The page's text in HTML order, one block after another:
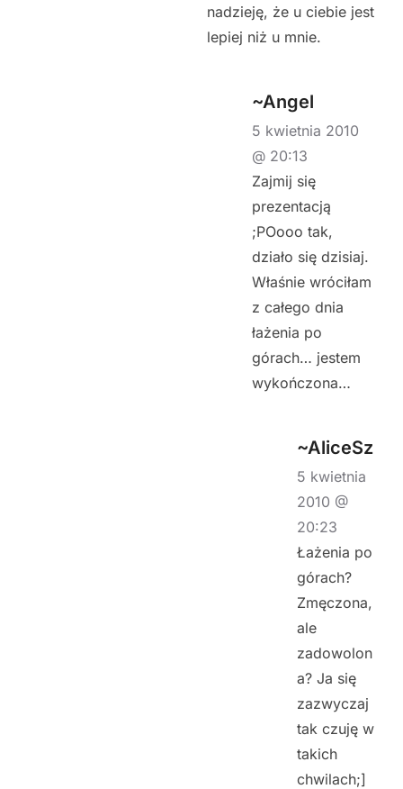
nadzieję, że u ciebie jest
lepiej niż u mnie.
~Angel
5 kwietnia 2010
@ 20:13
Zajmij się
prezentacją
;POooo tak,
działo się dzisiaj.
Właśnie wróciłam
z całego dnia
łażenia po
górach… jestem
wykończona…
~AliceSz
5 kwietnia
2010 @
20:23
Łażenia po
górach?
Zmęczona,
ale
zadowolon
a? Ja się
zazwyczaj
tak czuję w
takich
chwilach;]